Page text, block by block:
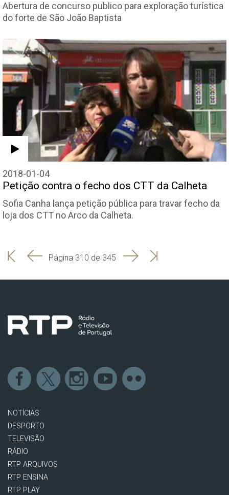
Abertura de concurso publico para exploração turística
do forte de São João Baptista
2018-01-04
Petição contra o fecho dos CTT da Calheta
Sofia Canha lança petição pública para travar fecho da
loja dos CTT no Arco da Calheta.
'
'
Página 310 de 345 SeguinteÚltima
NOTÍCIAS
DESPORTO
TELEVISÃO
RÁDIO
RTP ARQUIVOS
RTP ENSINA
RTP PLAY